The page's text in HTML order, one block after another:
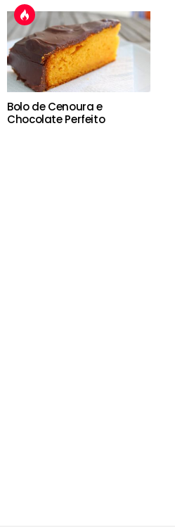
Bolo de Cenoura e
Chocolate Perfeito